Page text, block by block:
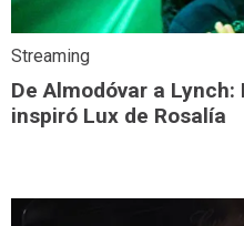
Streaming
De Almodóvar a
inspiró Lux de Rosalía